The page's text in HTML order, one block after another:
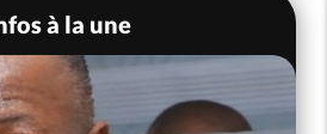
à la une